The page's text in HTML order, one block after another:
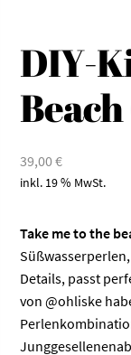
DIY-
39,00€
inkl. 19 % MwSt.
Take me to the
Details, passt
von@ohliske